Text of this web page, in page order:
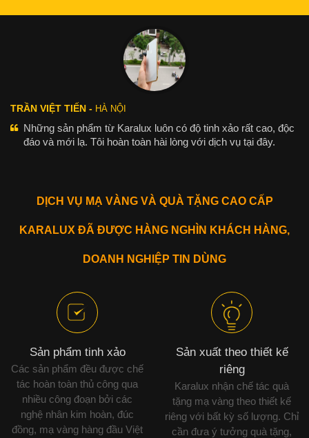
TRẦN VIỆT TIẾN - HÀ NỘI
Những sản phẩm từ Karalux luôn có độ tinh xảo rất cao, độc
đáo và mới lạ. Tôi hoàn toàn hài lòng với dịch vụ tại đây.
DỊCH VỤ MẠ VÀNG VÀ QUÀ TẶNG CAO CẤP
KARALUX ĐÃ ĐƯỢC HÀNG NGHÌN KHÁCH HÀNG,
DOANH NGHIỆP TIN DÙNG
Sản phẩm tinh xảo
Các sản phẩm đều được chế
tác hoàn toàn thủ công qua
nhiều công đoạn bởi các
nghệ nhân kim hoàn, đúc
đồng, mạ vàng hàng đầu Việt
Sản xuất theo thiết kế
riêng
Karalux nhận chế tác quà
tặng mạ vàng theo thiết kế
riêng với bất kỳ số lượng. Chỉ
cần đưa ý tưởng quà tặng,